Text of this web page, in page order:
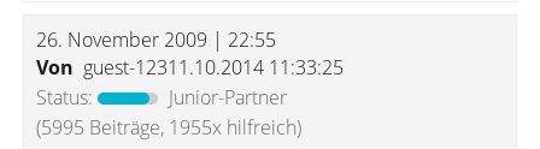
26. November 2009 | 22:55
Von guest-12311.10.2014 11:33:25
Status:
Junior-Partner
(5995 Beiträge, 1955x hilfreich)